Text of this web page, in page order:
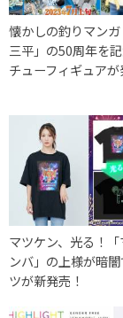
懐かしの釣りマン
三平」の50周年を
チューフィギュア
マツケン、光る！
ンバ」の上様が暗
ツが新発売！